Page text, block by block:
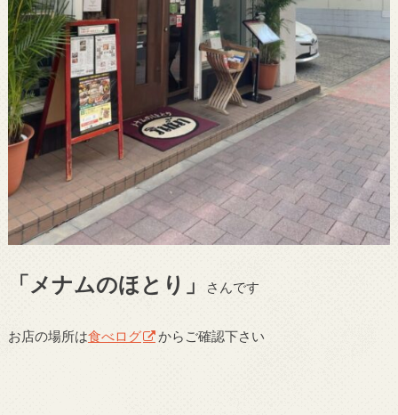
「メナムのほとり」 さんです
お店の場所は食べログ からご確認下さい